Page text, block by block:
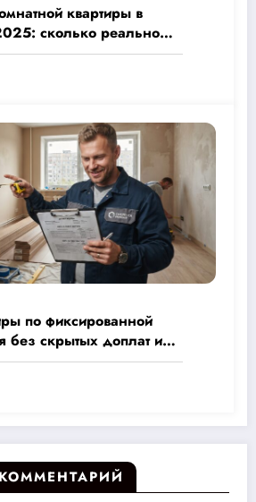
квартиры в
сколько реально
переплатить — полный
рублей
по фиксированной
без скрытых доплат и